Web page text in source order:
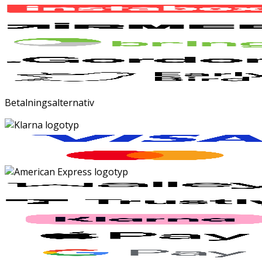
Betalningsalternativ